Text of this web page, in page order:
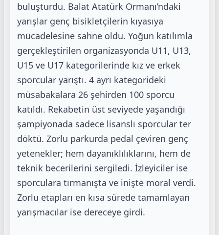
buluşturdu. Balat Atatürk Ormanı’ndaki
yarışlar genç bisikletçilerin kıyasıya
mücadelesine sahne oldu. Yoğun katılımla
gerçekleştirilen organizasyonda U11, U13,
U15 ve U17 kategorilerinde kız ve erkek
sporcular yarıştı. 4 ayrı kategorideki
müsabakalara 26 şehirden 100 sporcu
katıldı. Rekabetin üst seviyede yaşandığı
şampiyonada sadece lisanslı sporcular ter
döktü. Zorlu parkurda pedal çeviren genç
yetenekler; hem dayanıklılıklarını, hem de
teknik becerilerini sergiledi. İzleyiciler ise
sporculara tırmanışta ve inişte moral verdi.
Zorlu etapları en kısa sürede tamamlayan
yarışmacılar ise dereceye girdi.